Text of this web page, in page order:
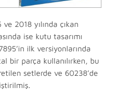
2018 yılında çıkan
ise kutu tasarımı
ilk versiyonlarında
bir parça kullanılırken, bu
setlerde ve 60238’de